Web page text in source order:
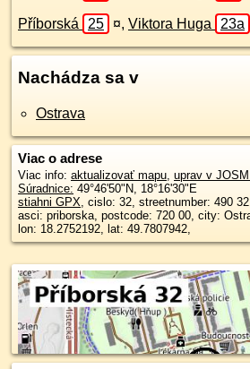
Příborská 25 ¤, Viktora Huga 23a
Nachádza sa v
Ostrava
Viac o adrese
Viac info: aktualizovať mapu, uprav v
Súradnice: 49°46'50"N, 18°16'30"E
stiahni GPX, cislo: 32, streetnumber: 490
asci: priborska, postcode: 720 00, city:
lon: 18.2752192, lat: 49.7807942,